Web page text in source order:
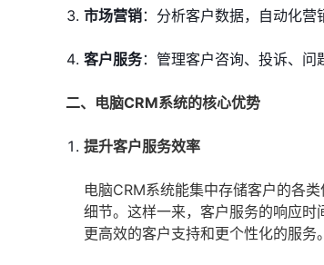
市场营销：分析客户数据，自动化营
客户服务：管理客户咨询、投诉、问
二、电脑CRM系统的核心优势
提升客户服务效率
电脑CRM系统能集中存储客户的各
细节。这样一来，客户服务的响应
更高效的客户支持和更个性化的服务。